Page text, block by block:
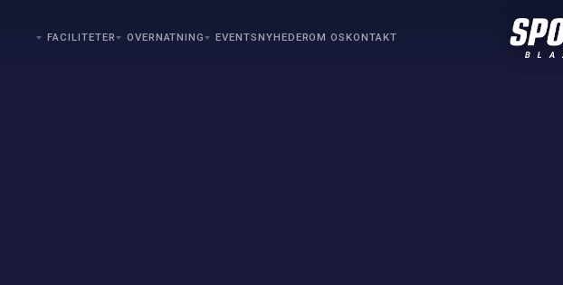
FACILITETER OVERNATNING EVENTSNYHEDEROM OSKONTAKT